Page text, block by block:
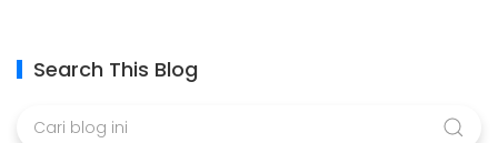
Search This Blog